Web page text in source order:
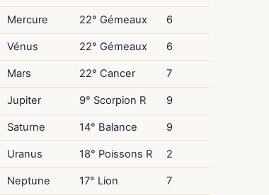
Mercure 22° Gémeaux 6
Vénus 22° Gémeaux 6
Mars 22° Cancer 7
Jupiter 9° Scorpion R 9
Saturne 14° Balance 9
Uranus 18° Poissons R 2
Neptune 17° Lion 7